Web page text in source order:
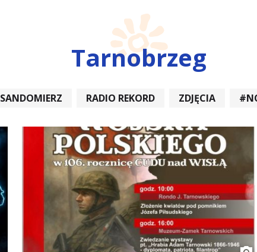
Tarnobrzeg
SANDOMIERZ RADIO REKORD ZDJĘCIA